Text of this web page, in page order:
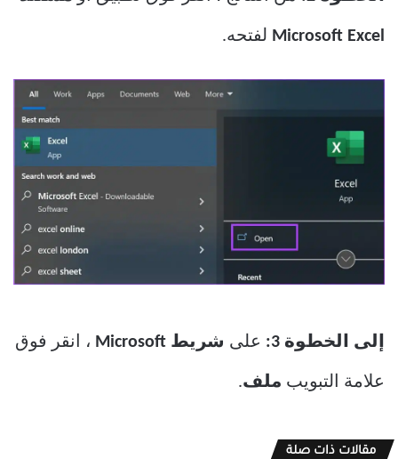
Microsoft Excel لفتحه.
إلى الخطوة 3: على شريط Microsoft ، انقر فوق
علامة التبويب ملف.
مقالات ذات صلة